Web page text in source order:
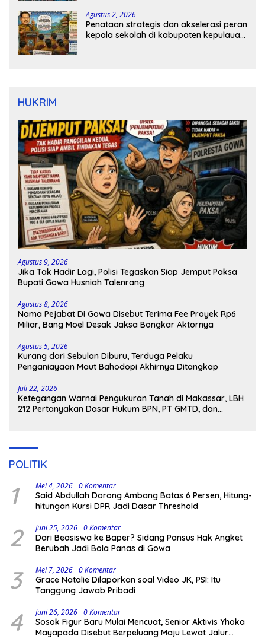
Agustus 2, 2026
Penataan strategis dan akselerasi peran
kepala sekolah di kabupaten kepulauan
HUKRIM
Agustus 9, 2026
Jika Tak Hadir Lagi, Polisi Tegaskan Siap Jemput Paksa
Bupati Gowa Husniah Talenrang
Agustus 8, 2026
Nama Pejabat Di Gowa Disebut Terima Fee Proyek Rp6
Miliar, Bang Moel Desak Jaksa Bongkar Aktornya
Agustus 5, 2026
Kurang dari Sebulan Diburu, Terduga Pelaku
Penganiayaan Maut Bahodopi Akhirnya Ditangkap
Juli 22, 2026
Ketegangan Warnai Pengukuran Tanah di Makassar, LBH
212 Pertanyakan Dasar Hukum BPN, PT GMTD, dan
POLITIK
1 Mei 4, 2026 0 Komentar
Said Abdullah Dorong Ambang Batas 6 Persen, Hitung-
hitungan Kursi DPR Jadi Dasar Threshold
2 Juni 25, 2026 0 Komentar
Dari Beasiswa ke Baper? Sidang Pansus Hak Angket
Berubah Jadi Bola Panas di Gowa
3 Mei 7, 2026 0 Komentar
Grace Natalie Dilaporkan soal Video JK, PSI: Itu
Tanggung Jawab Pribadi
4 Juni 26, 2026 0 Komentar
Sosok Figur Baru Mulai Mencuat, Senior Aktivis Yhoka
Mayapada Disebut Berpeluang Maju Lewat Jalur